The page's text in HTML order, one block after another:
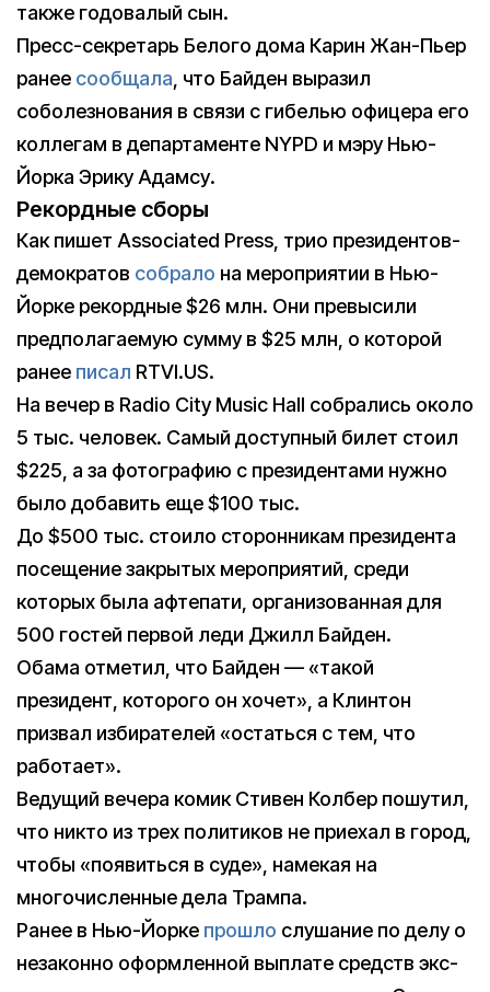
также годовалый сын.
Пресс-секретарь Белого дома Карин Жан-Пьер
ранее сообщала, что Байден выразил
соболезнования в связи с гибелью офицера его
коллегам в департаменте NYPD и мэру Нью-
Йорка Эрику Адамсу.
Рекордные сборы
Как пишет Associated Press, трио президентов-
демократов собрало на мероприятии в Нью-
Йорке рекордные $26 млн. Они превысили
предполагаемую сумму в $25 млн, о которой
ранее писал RTVI.US.
На вечер в Radio City Music Hall собрались около
5 тыс. человек. Самый доступный билет стоил
$225, а за фотографию с президентами нужно
было добавить еще $100 тыс.
До $500 тыс. стоило сторонникам президента
посещение закрытых мероприятий, среди
которых была афтепати, организованная для
500 гостей первой леди Джилл Байден.
Обама отметил, что Байден — «такой
президент, которого он хочет», а Клинтон
призвал избирателей «остаться с тем, что
работает».
Ведущий вечера комик Стивен Колбер пошутил,
что никто из трех политиков не приехал в город,
чтобы «появиться в суде», намекая на
многочисленные дела Трампа.
Ранее в Нью-Йорке прошло слушание по делу о
незаконно оформленной выплате средств экс-